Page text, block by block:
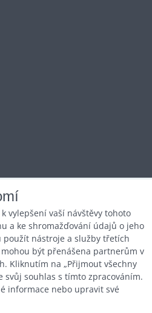
vylepšení vaší návštěvy tohoto
a ke shromažďování údajů o jeho
použít nástroje a služby třetích
být přenášena partnerům v
Kliknutím na „Přijmout všechny
svůj souhlas s tímto zpracováním.
informace nebo upravit své